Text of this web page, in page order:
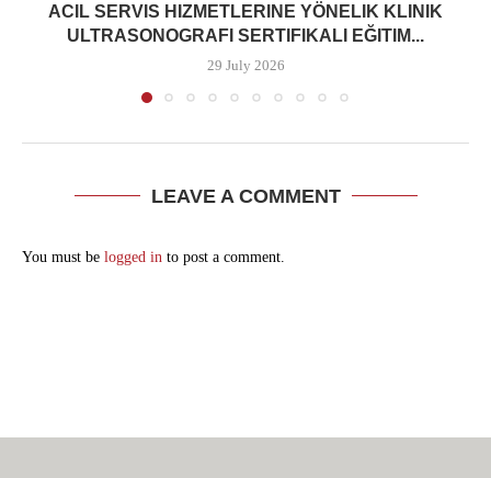
ACIL SERVIS HIZMETLERINE YÖNELIK KLINIK
ULTRASONOGRAFI SERTIFIKALI EĞITIM...
29 July 2026
LEAVE A COMMENT
You must be logged in to post a comment.